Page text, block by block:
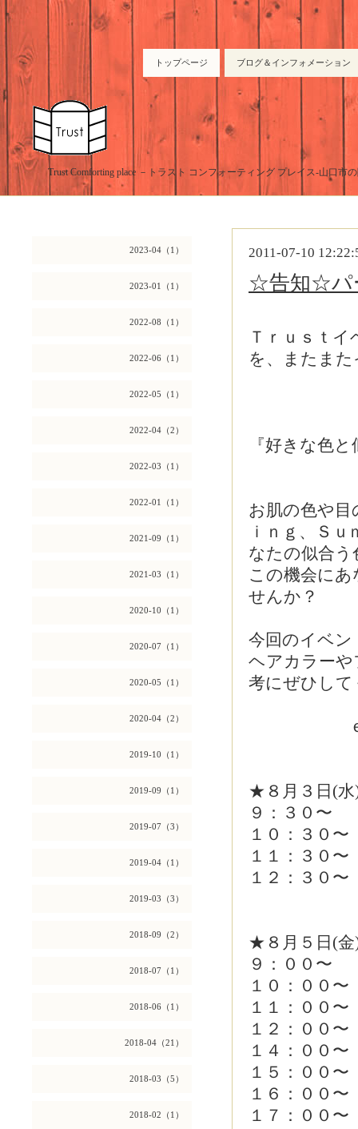
トップページ ブログ＆インフォメーション
Trust Comforting place －トラスト コンフォーティング プレイス-山口市
2023-04（1）
2023-01（1）
2022-08（1）
2022-06（1）
2022-05（1）
2022-04（2）
2022-03（1）
2022-01（1）
2021-09（1）
2021-03（1）
2020-10（1）
2020-07（1）
2020-05（1）
2020-04（2）
2019-10（1）
2019-09（1）
2019-07（3）
2019-04（1）
2019-03（3）
2018-09（2）
2018-07（1）
2018-06（1）
2018-04（21）
2018-03（5）
2018-02（1）
2011-07-10
☆告知☆パ
Ｔｒｕｓｔ
を、またま
『好きな色
お肌の色や
ｉｎｇ、Ｓ
なたの似合
この機会に
せんか？
今回のイベ
ヘアカラー
考にぜひし
ｅｍ
★８月３日(水
９：３０〜
１０：３０〜
１１：３０〜
１２：３０〜
★８月５日(金
９：００〜
１０：００〜
１１：００〜
１２：００〜
１４：００〜
１５：００〜
１６：００〜
１７：００〜